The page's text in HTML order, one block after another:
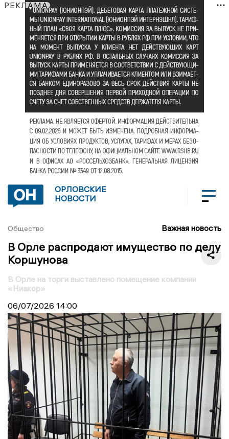
РЕКЛАМА
ОРЛОВСКИЕ
НОВОСТИ
Общество Важная новость
В Орле распродают имущество по делу
Коршунова
В Орле на торги выставлено помещение компании
«Ниакор»
06/07/2026 14:00